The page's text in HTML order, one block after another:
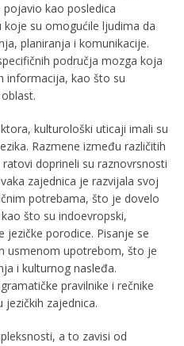
kao posledica
su omogućile ljudima da
planiranja i komunikacije.
područja mozga koja
informacija, kao što su
kulturološki uticaji imali su
Razmene između različitih
doprineli su raznovrsnosti
zajednica je razvijala svoj
potrebama, što je dovelo
što su indoevropski,
jezičke porodice. Pisanje se
usmenom upotrebom, što je
i kulturnog nasleđa.
pravilnike i rečnike
zajednica.
a to zavisi od